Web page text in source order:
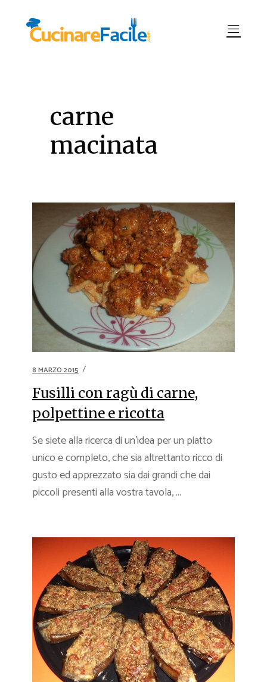
carne
macinata
8 MARZO 2015
Fusilli con ragù di carne,
polpettine e ricotta
Se siete alla ricerca di un’idea per un piatto
unico e completo, che sia altrettanto ricco di
gusto ed apprezzato sia dai grandi che dai
piccoli presenti alla vostra tavola, ...